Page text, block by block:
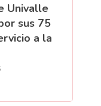
Univalle
sus 75
a la